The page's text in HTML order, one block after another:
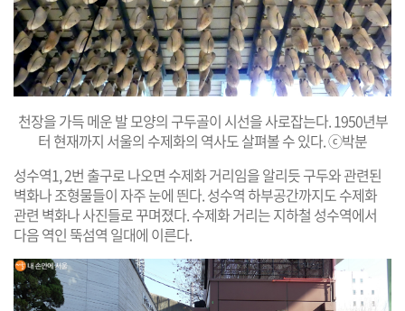
천장을 가득 메운 발 모양의 구두골이 시선을 사로잡는다. 1950년부
터 현재까지 서울의 수제화의 역사도 살펴볼 수 있다. ⓒ박분
성수역1, 2번 출구로 나오면 수제화 거리임을 알리듯 구두와 관련된
벽화나 조형물들이 자주 눈에 띈다. 성수역 하부공간까지도 수제화
관련 벽화나 사진들로 꾸며졌다. 수제화 거리는 지하철 성수역에서
다음 역인 뚝섬역 일대에 이른다.